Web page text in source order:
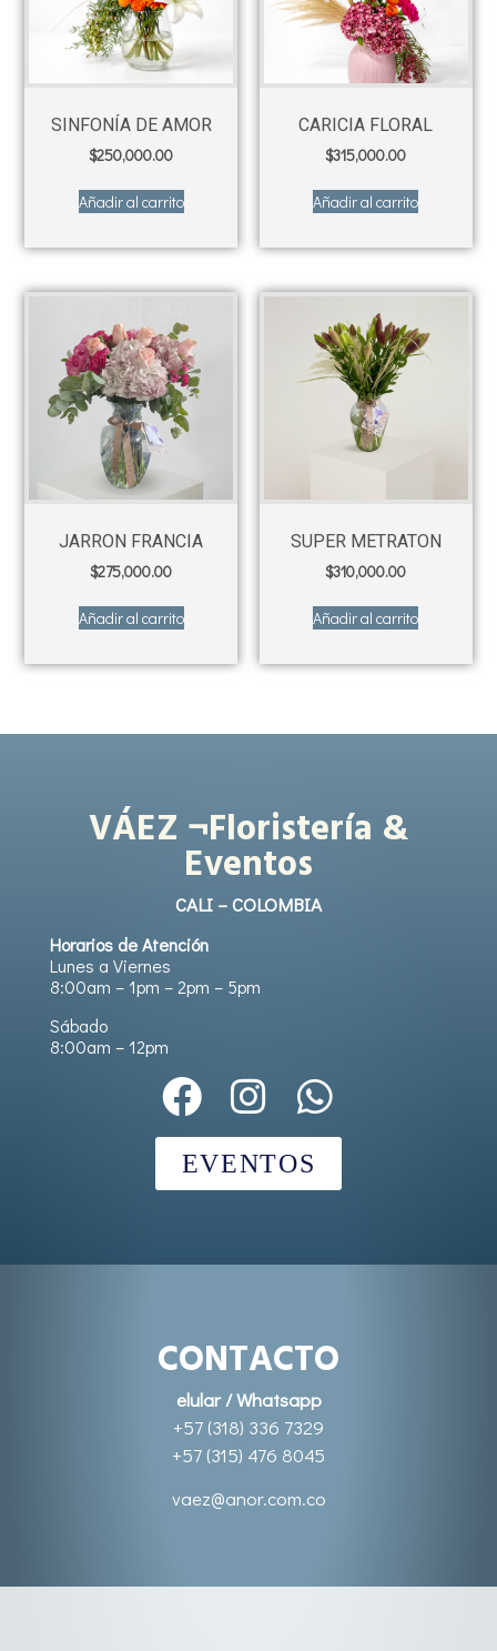
SINFONÍA DE AMOR
$250,000.00
Añadir al carrito
CARICIA FLORAL
$315,000.00
Añadir al carrito
JARRON FRANCIA
$275,000.00
Añadir al carrito
SUPER METRATON
$310,000.00
Añadir al carrito
VÁEZ ¬Floristería &
Eventos
CALI – COLOMBIA
Horarios de Atención
Lunes a Viernes
8:00am – 1pm – 2pm – 5pm
Sábado
8:00am – 12pm
EVENTOS
CONTACTO
elular / Whatsapp
+57 (318) 336 7329
+57 (315) 476 8045
vaez@anor.com.co